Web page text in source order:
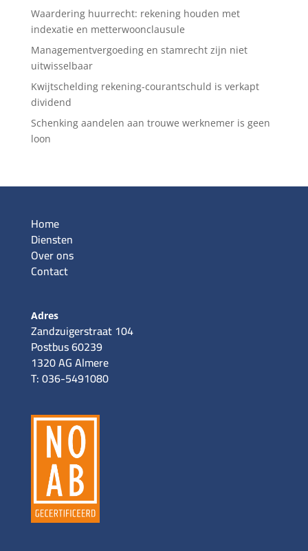
Waardering huurrecht: rekening houden met
indexatie en metterwoonclausule
Managementvergoeding en stamrecht zijn niet
uitwisselbaar
Kwijtschelding rekening-courantschuld is verkapt
dividend
Schenking aandelen aan trouwe werknemer is geen
loon
Home
Diensten
Over ons
Contact
Adres
Zandzuigerstraat 104
Postbus 60239
1320 AG Almere
T: 036-5491080